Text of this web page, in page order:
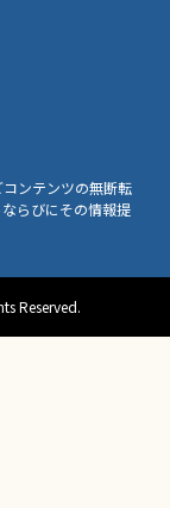
ンテンツの無断転
らびにその情報提
Reserved.